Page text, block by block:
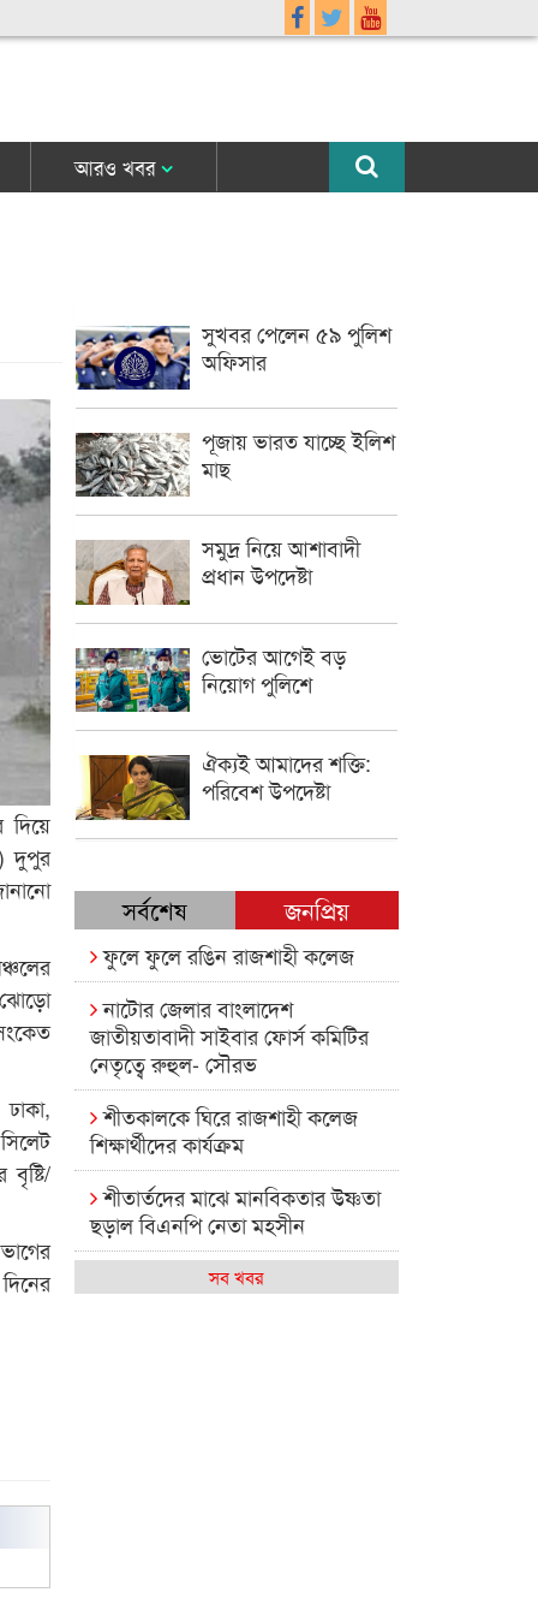
আরও খবর
দিয়ে
দুপুর
ঝোড়ো
সুখবর পেলেন ৫৯ পুলিশ
অফিসার
পূজায় ভারত যাচ্ছে ইলিশ
মাছ
সমুদ্র নিয়ে আশাবাদী
প্রধান উপদেষ্টা
ভোটের আগেই বড়
নিয়োগ পুলিশে
ঐক্যই আমাদের শক্তি:
পরিবেশ উপদেষ্টা
সর্বশেষ জনপ্রিয়
ফুলে ফুলে রঙিন রাজশাহী কলেজ
নাটোর জেলার বাংলাদেশ
জাতীয়তাবাদী সাইবার ফোর্স কমিটির
নেতৃত্বে রুহুল- সৌরভ
শীতকালকে ঘিরে রাজশাহী কলেজ
শিক্ষার্থীদের কার্যক্রম
শীতার্তদের মাঝে মানবিকতার উষ্ণতা
ছড়াল বিএনপি নেতা মহসীন
রাজশাহী কলেজের মিষ্টি বিকেল
সব খবর